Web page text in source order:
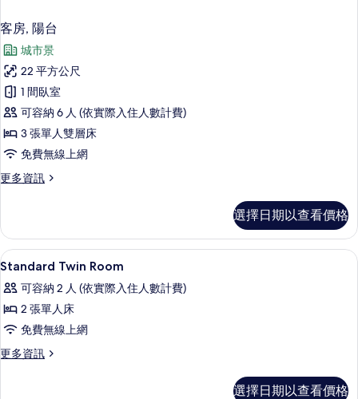
客房, 陽台
城市景
22 平方公尺
1 間臥室
可容納 6 人 (依實際入住人數計費)
3 張單人雙層床
免費無線上網
更多資訊
更
陽
台
的
情
選擇日期以查看價格
顯
示
Standard
Twin
Room
的
6
Standard Twin Room
可容納 2 人 (依實際入住人數計費)
2 張單人床
免費無線上網
更多資訊
更
選擇日期以查看價格